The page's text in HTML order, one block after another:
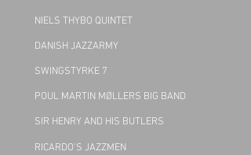
NIELS THYBO QUINTET
DANISH JAZZARMY
SWINGSTYRKE 7
POUL MARTIN MØLLERS BIG BAND
SIR HENRY AND HIS BUTLERS
RICARDO'S JAZZMEN